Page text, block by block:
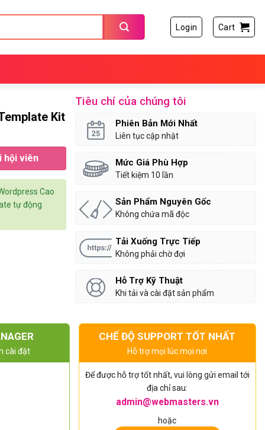
Login Cart
Kit
hội viên
Cao
tự động
Tiêu chí của chúng tôi
Phiên Bản Mới Nhất
Liên tục cập nhật
Mức Giá Phù Hợp
Tiết kiệm 10 lần
Sản Phẩm Nguyên Gốc
Không chứa mã độc
Tải Xuống Trực Tiếp
Không phải chờ đợi
Hỗ Trợ Kỹ Thuật
Khi tải và cài đặt sản phẩm
cài đặt
CHẾ ĐỘ SUPPORT TỐT NHẤT
Hỗ trợ mọi lúc mọi nơi
Để được hỗ trợ tốt nhất, vui lòng gửi email tới
địa chỉ sau:
admin@webmasters.vn
hoặc